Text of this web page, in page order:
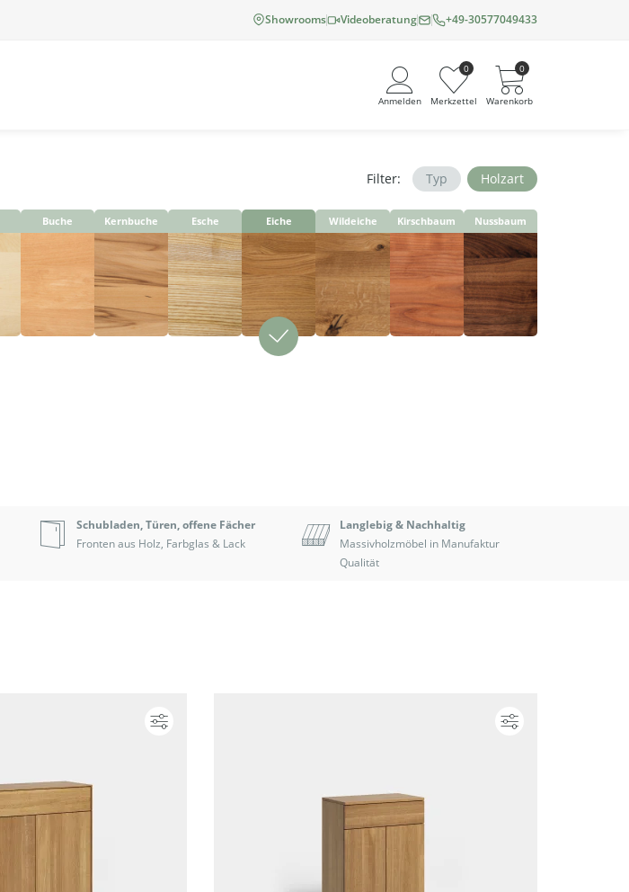
Showrooms Videoberatung +49-30577049433
Anmelden
Angemeldet bleiben
Passwort vergessen?
Neuer Kunde? Jetzt registrieren
0
Merkzettel
0
Warenkorb
Filter: Typ Holzart
Buche Kernbuche Esche Eiche Wildeiche Kirschbaum Nussbaum
Schubladen, Türen, offene Fächer
Fronten aus Holz, Farbglas & Lack
Langlebig & Nachhaltig
Massivholzmöbel in Manufaktur
Qualität